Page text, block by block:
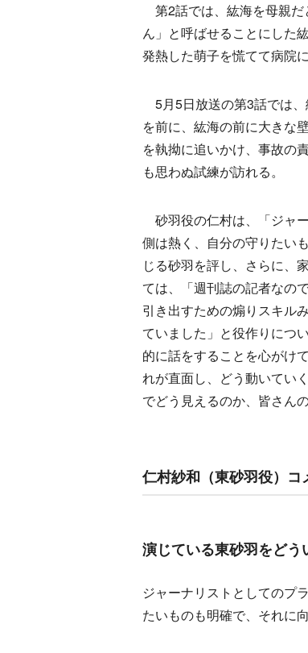
第2話では、紘海を母親だ
ん」と呼ばせることにした
発熱した萌子を慌てて病院
5月5日放送の第3話では
を前に、紘海の前に大きな
を執拗に追いかけ、事故の
も思わぬ試練が訪れる。
砂羽役の仁村は、「ジャ
側は熱く、自分の守りたい
じる砂羽を評し、さらに、
ては、「週刊誌の記者なの
引き出すための煽りスキル
ていました」と役作りにつ
的に話をすることを心がけ
れが直面し、どう動いてい
でどう見えるのか、皆さん
仁村紗和（東砂羽役）コ
演じている東砂羽をど
ジャーナリストとしてのプ
たいものも明確で、それに